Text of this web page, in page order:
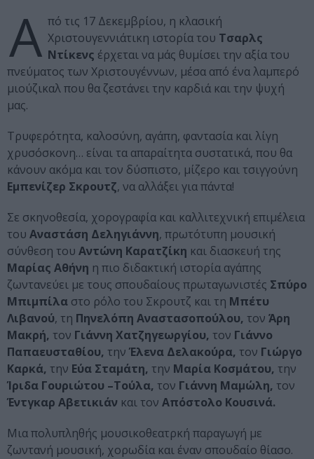
Α πό τις 17 Δεκεμβρίου, η κλασική
Χριστουγεννιάτικη ιστορία του Τσαρλς
Ντίκενς έρχεται να μάς θυμίσει την αξία του
πνεύματος των Χριστουγέννων, μέσα από ένα λαμπερό
μιούζικαλ που θα ζεστάνει την καρδιά και την ψυχή
μας.
Τρυφερότητα, καλοσύνη, αγάπη, φαντασία και λίγη
χρυσόσκονη… είναι τα απαραίτητα συστατικά, που θα
κάνουν ακόμα και τον δύσπιστο, μίζερο και τσιγγούνη
Εμπενίζερ Σκρουτζ, να αλλάξει για πάντα!
Σε σκηνοθεσία, χορογραφία και καλλιτεχνική επιμέλεια
του Αναστάση Δεληγιάννη, πρωτότυπη μουσική
σύνθεση του Αντώνη Καρατζίκη και διασκευή της
Μαρίας Αθήνη η πιο διδακτική ιστορία αγάπης
ζωντανεύει με τους σπουδαίους πρωταγωνιστές Σπύρο
Μπιμπίλα στο ρόλο του Σκρουτζ και τη Μπέτυ
Λιβανού, τη Πηνελόπη Αναστασοπούλου, τον Άρη
Μακρή, τον Γιάννη Χατζηγεωργίου, τον Γιάννο
Παπαευσταθίου, την Έλενα Δελακούρα, τον Γιώργο
Καρκά, την Εύα Σταμάτη, την Μαρία Κοσμάτου, την
Ίριδα Γουριώτου –Τούλα, τον Γιάννη Μαμώλη, τον
Έντγκαρ Αβετικιάν και τον Απόστολο Κουσινά.
Μια πολυπληθής μουσικοθεατρκή παραγωγή με
ζωντανή μουσική, χορωδία και έναν σπουδαίο θίασο.